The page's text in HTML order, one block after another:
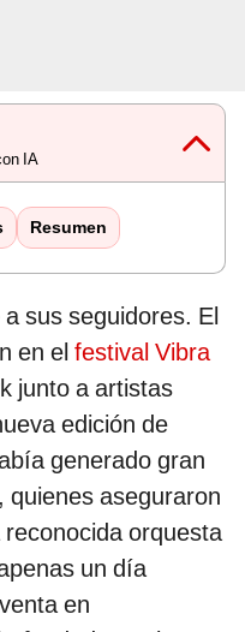
IA
Resumen
sus seguidores. El
en el festival Vibra
junto a artistas
edición de
generado gran
quienes aseguraron
orquesta
un día
en